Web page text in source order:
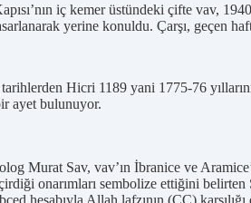
iç kemer üstündeki çifte vav,
yerine konuldu. Çarşı, geçen
tarihlerden Hicri 1189 yani 1775-76
ayet bulunuyor.
Murat Sav, vav’ın İbranice ve
onarımları sembolize ettiğini
hesabıyla Allah lafzının (CC)